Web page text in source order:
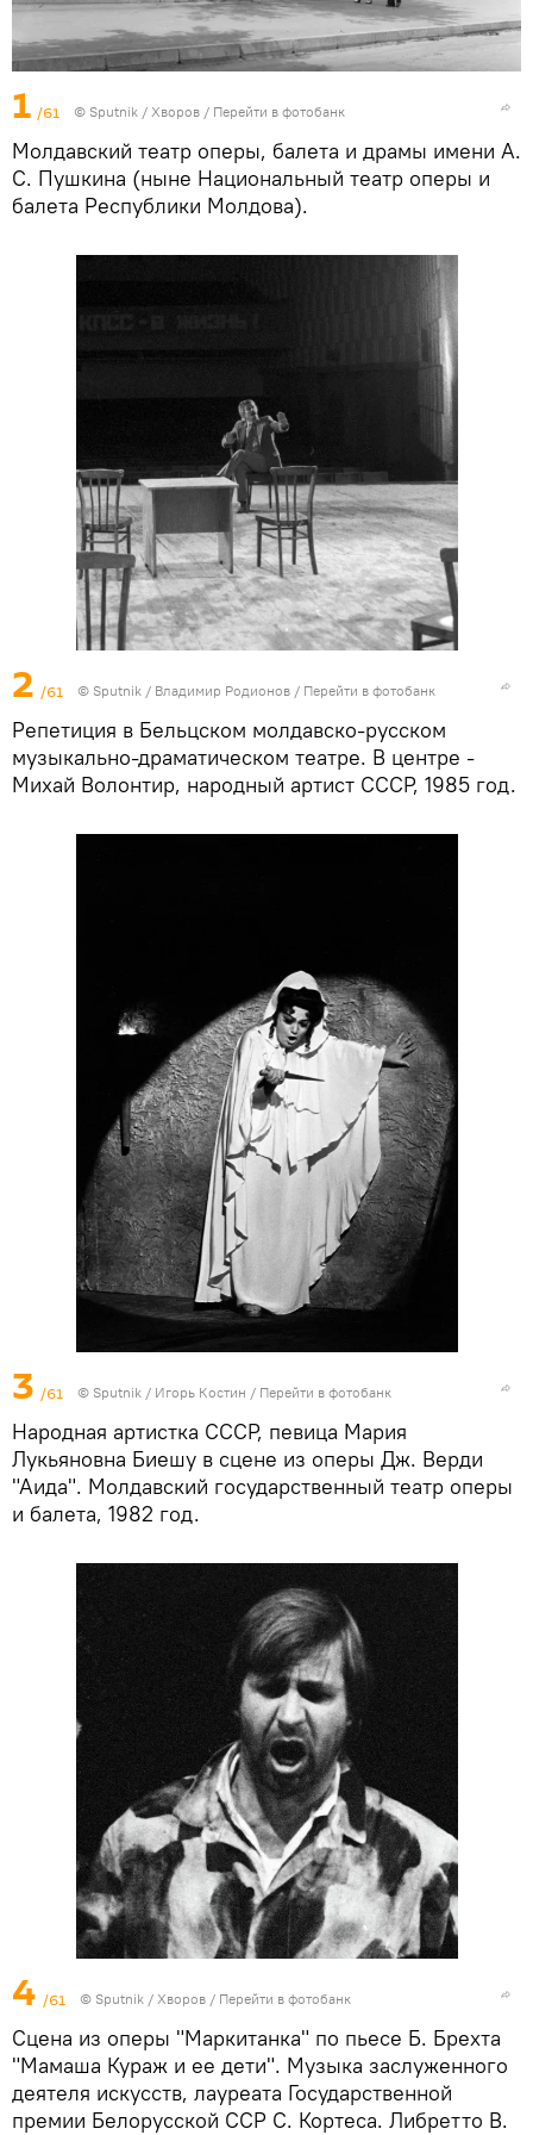
1 /61 © Sputnik / Хворов / Перейти в фотобанк
Молдавский театр оперы, балета и драмы имени А.
С. Пушкина (ныне Национальный театр оперы и
балета Республики Молдова).
2 /61 © Sputnik / Владимир Родионов / Перейти в фотобанк
Репетиция в Бельцском молдавско-русском
музыкально-драматическом театре. В центре -
Михай Волонтир, народный артист СССР, 1985 год.
3 /61 © Sputnik / Игорь Костин / Перейти в фотобанк
Народная артистка СССР, певица Мария
Лукьяновна Биешу в сцене из оперы Дж. Верди
"Аида". Молдавский государственный театр оперы
и балета, 1982 год.
4 /61 © Sputnik / Хворов / Перейти в фотобанк
Сцена из оперы "Маркитанка" по пьесе Б. Брехта
"Мамаша Кураж и ее дети". Музыка заслуженного
деятеля искусств, лауреата Государственной
премии Белорусской ССР С. Кортеса. Либретто В.